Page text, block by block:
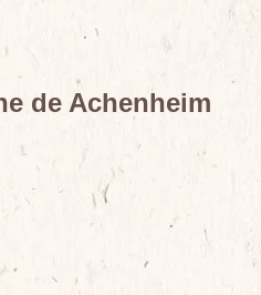
de Achenheim